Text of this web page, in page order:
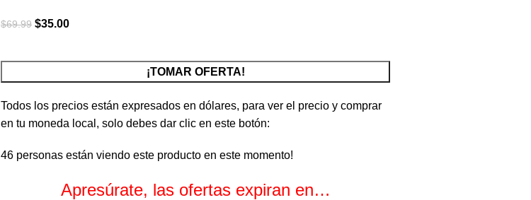
$69.99 $35.00
¡TOMAR OFERTA!
Todos los precios están expresados en dólares, para ver el precio y comprar
en tu moneda local, solo debes dar clic en este botón:
46 personas están viendo este producto en este momento!
Apresúrate, las ofertas expiran en…